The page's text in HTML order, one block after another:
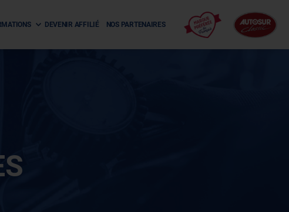
DEVENIR AFFILIÉ NOS PARTENAIRES